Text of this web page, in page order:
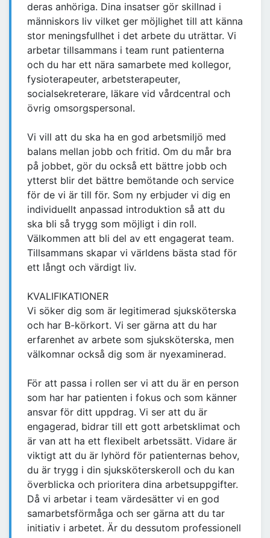
deras anhöriga. Dina insatser gör skillnad i
människors liv vilket ger möjlighet till att känna
stor meningsfullhet i det arbete du uträttar. Vi
arbetar tillsammans i team runt patienterna
och du har ett nära samarbete med kollegor,
fysioterapeuter, arbetsterapeuter,
socialsekreterare, läkare vid vårdcentral och
övrig omsorgspersonal.
Vi vill att du ska ha en god arbetsmiljö med
balans mellan jobb och fritid. Om du mår bra
på jobbet, gör du också ett bättre jobb och
ytterst blir det bättre bemötande och service
för de vi är till för. Som ny erbjuder vi dig en
individuellt anpassad introduktion så att du
ska bli så trygg som möjligt i din roll.
Välkommen att bli del av ett engagerat team.
Tillsammans skapar vi världens bästa stad för
ett långt och värdigt liv.
KVALIFIKATIONER
Vi söker dig som är legitimerad sjuksköterska
och har B-körkort. Vi ser gärna att du har
erfarenhet av arbete som sjuksköterska, men
välkomnar också dig som är nyexaminerad.
För att passa i rollen ser vi att du är en person
som har har patienten i fokus och som känner
ansvar för ditt uppdrag. Vi ser att du är
engagerad, bidrar till ett gott arbetsklimat och
är van att ha ett flexibelt arbetssätt. Vidare är
viktigt att du är lyhörd för patienternas behov,
du är trygg i din sjuksköterskeroll och du kan
överblicka och prioritera dina arbetsuppgifter.
Då vi arbetar i team värdesätter vi en god
samarbetsförmåga och ser gärna att du tar
initiativ i arbetet. Är du dessutom professionell